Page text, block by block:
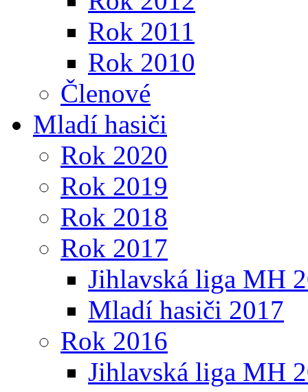
Rok 2011
Rok 2010
Členové
Mladí hasiči
Rok 2020
Rok 2019
Rok 2018
Rok 2017
Jihlavská liga MH
Mladí hasiči 2017
Rok 2016
Jihlavská liga MH